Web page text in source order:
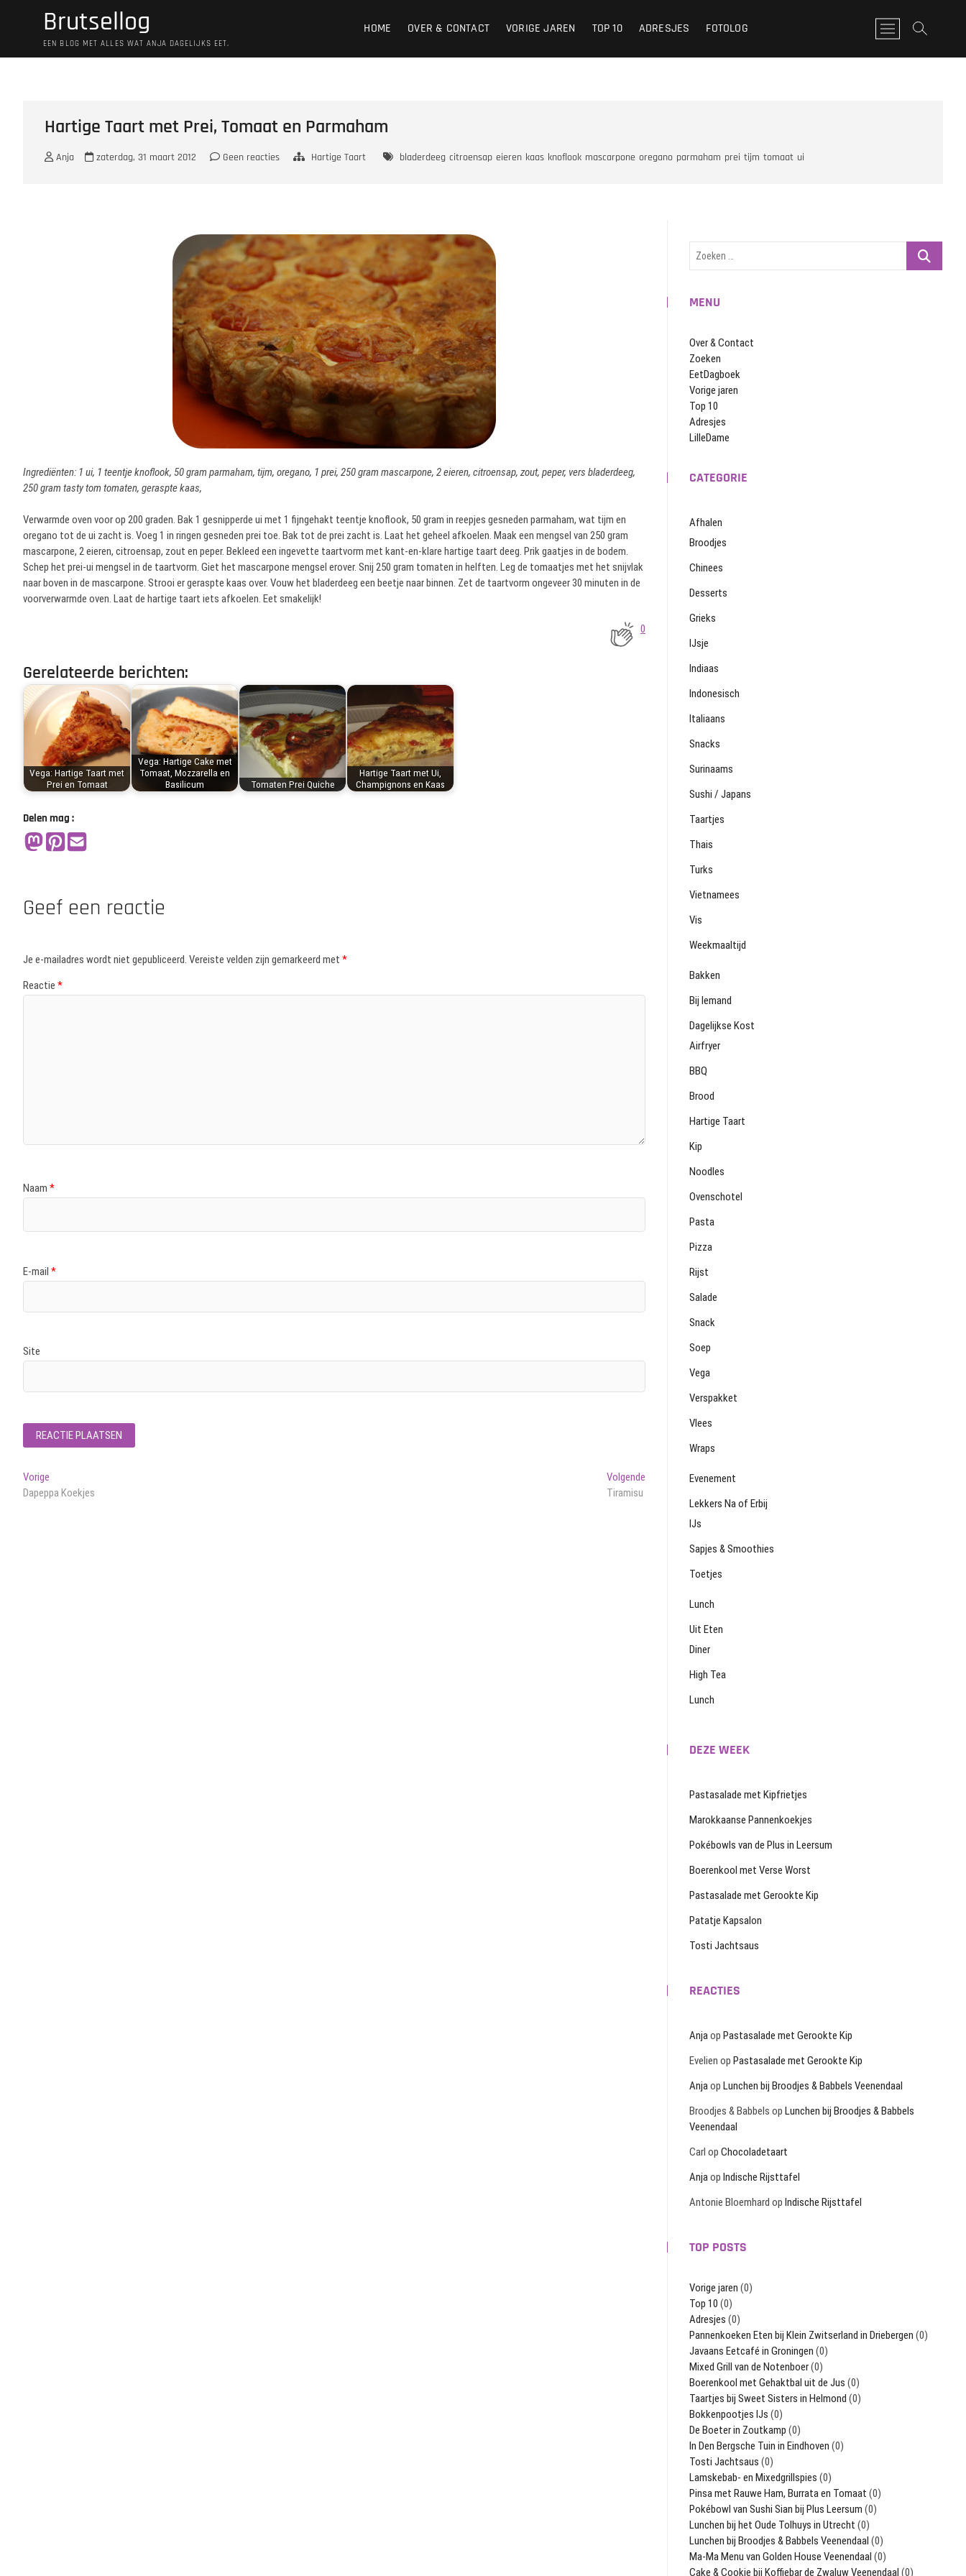
Brutsellog
EEN BLOG MET ALLES WAT ANJA DAGELIJKS EET.
HOME OVER & CONTACT VORIGE JAREN TOP 10 ADRESJES FOTOLOG
M
e
n
Hartige Taart met Prei, Tomaat en Parmaham
Anja zaterdag, 31 maart 2012 Geen reacties Hartige Taart bladerdeeg citroensap eieren kaas knoflook mascarpone oregano parmaham prei tijm tomaat ui
Ingrediënten: 1 ui, 1 teentje knoflook, 50 gram parmaham, tijm, oregano, 1 prei, 250 gram mascarpone, 2 eieren, citroensap, zout, peper, vers bladerdeeg,
250 gram tasty tom tomaten, geraspte kaas,
Verwarmde oven voor op 200 graden. Bak 1 gesnipperde ui met 1 fijngehakt teentje knoflook, 50 gram in reepjes gesneden parmaham, wat tijm en
oregano tot de ui zacht is. Voeg 1 in ringen gesneden prei toe. Bak tot de prei zacht is. Laat het geheel afkoelen. Maak een mengsel van 250 gram
mascarpone, 2 eieren, citroensap, zout en peper. Bekleed een ingevette taartvorm met kant-en-klare hartige taart deeg. Prik gaatjes in de bodem.
Schep het prei-ui mengsel in de taartvorm. Giet het mascarpone mengsel erover. Snij 250 gram tomaten in helften. Leg de tomaatjes met het snijvlak
naar boven in de mascarpone. Strooi er geraspte kaas over. Vouw het bladerdeeg een beetje naar binnen. Zet de taartvorm ongeveer 30 minuten in de
voorverwarmde oven. Laat de hartige taart iets afkoelen. Eet smakelijk!
0
Gerelateerde berichten:
Vega: Hartige Taart met
Prei en Tomaat
Vega: Hartige Cake met
Tomaat, Mozzarella en
Basilicum
Tomaten Prei Quiche
Hartige Taart met Ui,
Champignons en Kaas
Delen mag :
Geef een reactie
Je e-mailadres wordt niet gepubliceerd. Vereiste velden zijn gemarkeerd met *
Reactie *
Naam *
E-mail *
Site
Bericht
navigatie
Vorige
bericht:
Dapeppa Koekjes
Volgende
Tiramisu
Zoeken
MENU
Over & Contact
Zoeken
EetDagboek
Vorige jaren
Top 10
Adresjes
LilleDame
CATEGORIE
Afhalen
Broodjes
Chinees
Desserts
Grieks
IJsje
Indiaas
Indonesisch
Italiaans
Snacks
Surinaams
Sushi / Japans
Taartjes
Thais
Turks
Vietnamees
Vis
Weekmaaltijd
Bakken
Bij Iemand
Dagelijkse Kost
Airfryer
BBQ
Brood
Hartige Taart
Kip
Noodles
Ovenschotel
Pasta
Pizza
Rijst
Salade
Snack
Soep
Vega
Verspakket
Vlees
Wraps
Evenement
Lekkers Na of Erbij
IJs
Sapjes & Smoothies
Toetjes
Lunch
Uit Eten
Diner
High Tea
Lunch
DEZE WEEK
Pastasalade met Kipfrietjes
Marokkaanse Pannenkoekjes
Pokébowls van de Plus in Leersum
Boerenkool met Verse Worst
Pastasalade met Gerookte Kip
Patatje Kapsalon
Tosti Jachtsaus
REACTIES
Anjaop Pastasalade met Gerookte Kip
Evelien op Pastasalade met Gerookte Kip
Anjaop Lunchen bij Broodjes & Babbels Veenendaal
Broodjes & Babbels op Lunchen bij Broodjes & Babbels
Veenendaal
Carl op Chocoladetaart
Anjaop Indische Rijsttafel
Antonie Bloemhard op Indische Rijsttafel
TOP POSTS
Vorige jaren (0)
Top 10 (0)
Adresjes (0)
Pannenkoeken Eten bij Klein Zwitserland in Driebergen (0)
Javaans Eetcafé in Groningen (0)
Mixed Grill van de Notenboer(0)
Boerenkool met Gehaktbal uit de Jus (0)
Taartjes bij Sweet Sisters in Helmond (0)
Bokkenpootjes IJs (0)
De Boeter in Zoutkamp (0)
In Den Bergsche Tuin in Eindhoven (0)
Tosti Jachtsaus (0)
Lamskebab- en Mixedgrillspies (0)
Pinsa met Rauwe Ham, Burrata en Tomaat (0)
Pokébowl van Sushi Sian bij Plus Leersum (0)
Lunchen bij het Oude Tolhuys in Utrecht (0)
Lunchen bij Broodjes & Babbels Veenendaal (0)
Ma-Ma Menu van Golden House Veenendaal (0)
Cake & Cookie bij Koffiebar de Zwaluw Veenendaal (0)